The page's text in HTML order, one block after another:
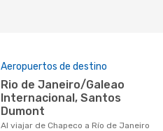
Aeropuertos de destino
Rio de Janeiro/Galeao
Internacional, Santos
Dumont
Al viajar de Chapeco a Río de Janeiro